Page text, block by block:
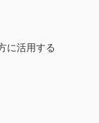
に活用する